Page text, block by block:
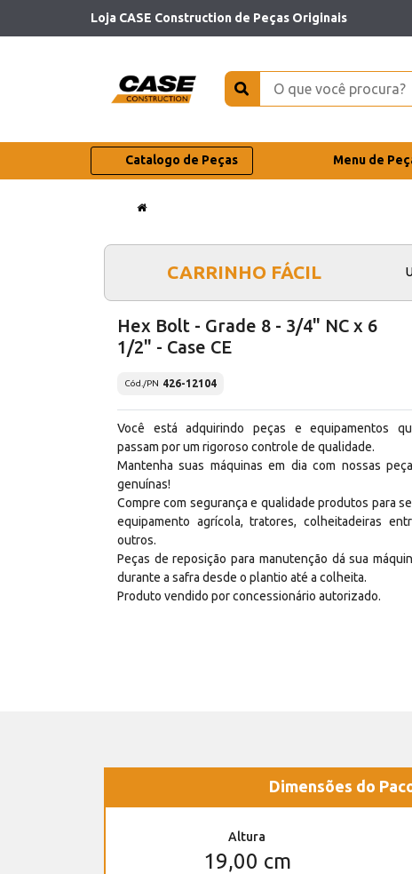
Loja CASE Construction de Peças Originais
Catalogo de Peças Menu de
CARRINHO FÁCIL
Hex Bolt - Grade 8 - 3/4" NC x 6
1/2" - Case CE
Cód./PN 426-12104
Você está adquirindo peças e equipamentos
passam por um rigoroso controle de qualidade.
Mantenha suas máquinas em dia com nossas
genuínas!
Compre com segurança e qualidade produtos para
equipamento agrícola, tratores, colheitadeiras
outros.
Peças de reposição para manutenção dá sua
durante a safra desde o plantio até a colheita.
Produto vendido por concessionário autorizado.
Dimensões do
Altura
19,00 cm